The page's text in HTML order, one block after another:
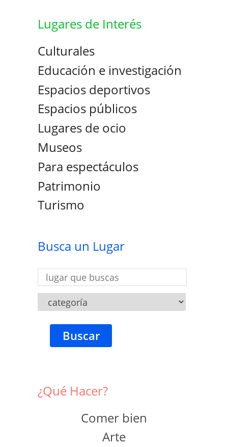
Lugares de Interés
Culturales
Educación e investigación
Espacios deportivos
Espacios públicos
Lugares de ocio
Museos
Para espectáculos
Patrimonio
Turismo
Busca un Lugar
Buscar
¿Qué Hacer?
Comer bien
Arte